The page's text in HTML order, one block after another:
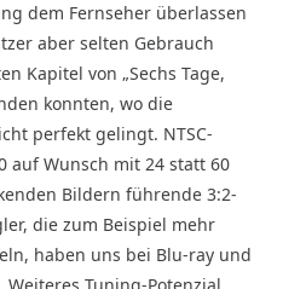
dem Fernseher überlassen
aber selten Gebrauch
Kapitel von „Sechs Tage,
konnten, wo die
perfekt gelingt. NTSC-
auf Wunsch mit 24 statt 60
Bildern führende 3:2-
die zum Beispiel mehr
haben uns bei Blu-ray und